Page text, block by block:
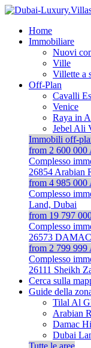
Home
Immobiliare
Nuovi
Ville
Villette a
Off-Plan
Cavalli
Venice
Raya in
Jebel Ali
Immobili off-
from 2 600 000
Complesso
26854 Arabian
from 4 985 000
Complesso
Land, Dubai
from 19 797
Complesso
26573
from 2 799 999
Complesso
26111 Sheikh
Cerca sulla
Guide della
Tilal Al
Arabian
Damac
Dubai
Tutte le aree